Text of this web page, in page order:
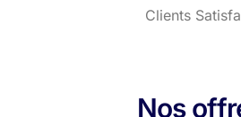
Clients
Nos